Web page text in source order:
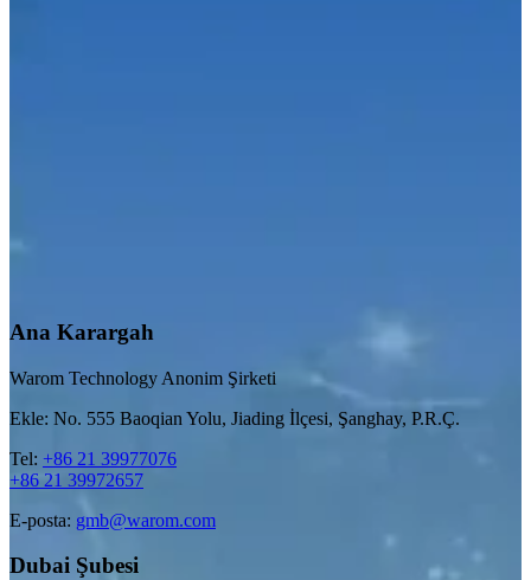
Ana Karargah
Warom Technology Anonim Şirketi
Ekle: No. 555 Baoqian Yolu, Jiading İlçesi, Şanghay, P.R.Ç.
Tel: +86 21 39977076
+86 21 39972657
E-posta: gmb@warom.com
Dubai Şubesi